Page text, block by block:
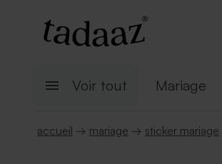
Voir tout Mariage
accueil → mariage → sticker mariage